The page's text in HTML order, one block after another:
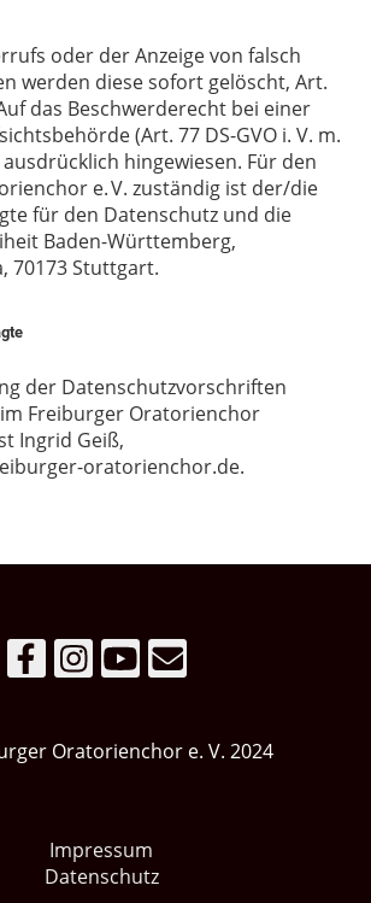
oder der Anzeige von falsch
werden diese sofort gelöscht, Art.
das Beschwerderecht bei einer
(Art. 77 DS-GVO i. V. m.
ausdrücklich hingewiesen. Für den
e. V. zuständig ist der/die
für den Datenschutz und die
Baden-Württemberg,
70173 Stuttgart.
der Datenschutzvorschriften
im Freiburger Oratorienchor
Ingrid Geiß,
oratorienchor.de.
Oratorienchor e. V. 2024
Impressum
Datenschutz